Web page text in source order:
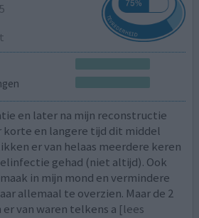
en later na mijn reconstructie
korte en langere tijd dit middel
er van helaas meerdere keren
gehad (niet altijd). Ook
in mijn mond en vermindere
allemaal te overzien. Maar de 2
van waren telkens a [lees